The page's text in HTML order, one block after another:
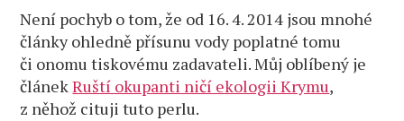
Není pochyb o tom, že od 16. 4. 2014 jsou mnohé
články ohledně přísunu vody poplatné tomu
či onomu tiskovému zadavateli. Můj oblíbený je
článekRuští okupanti ničí ekologii Krymu,
z něhož cituji tuto perlu.